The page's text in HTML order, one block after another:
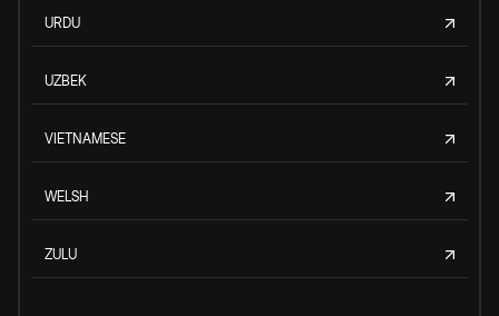
URDU
UZBEK
VIETNAMESE
WELSH
ZULU